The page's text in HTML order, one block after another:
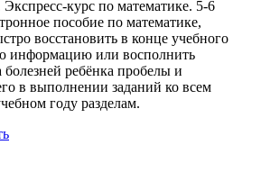
Экспресс-курс по математике. 5-6
пособие по математике,
восстановить в конце учебного
информацию или восполнить
болезней ребёнка пробелы и
в выполнении заданий ко всем
году разделам.